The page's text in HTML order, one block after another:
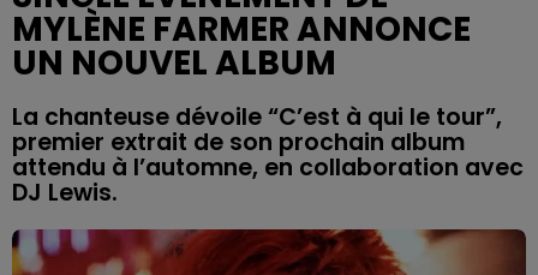
MYLÈNE FARMER ANNONCE
UN NOUVEL ALBUM
La chanteuse dévoile “C’est à qui le tour”,
premier extrait de son prochain album
attendu à l’automne, en collaboration avec
DJ Lewis.